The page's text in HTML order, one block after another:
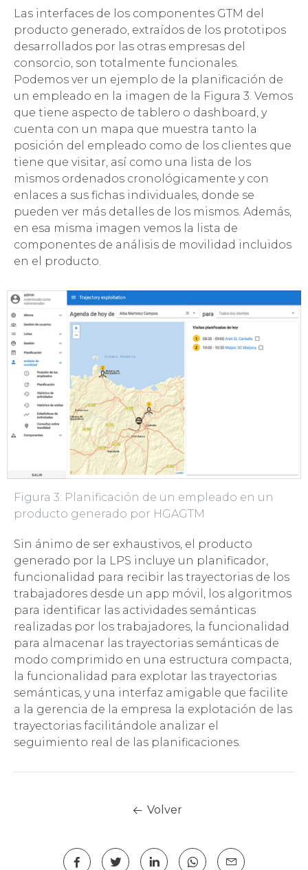
Las interfaces de los componentes GTM del
producto generado, extraídos de los prototipos
desarrollados por las otras empresas del
consorcio, son totalmente funcionales.
Podemos ver un ejemplo de la planificación de
un empleado en la imagen de la Figura 3. Vemos
que tiene aspecto de tablero o dashboard, y
cuenta con un mapa que muestra tanto la
posición del empleado como de los clientes que
tiene que visitar, así como una lista de los
mismos ordenados cronológicamente y con
enlaces a sus fichas individuales, donde se
pueden ver más detalles de los mismos. Además,
en esa misma imagen vemos la lista de
componentes de análisis de movilidad incluidos
en el producto.
Figura 3: Planificación de un empleado en un
producto generado por HGAGTM
Sin ánimo de ser exhaustivos, el producto
generado por la LPS incluye un planificador,
funcionalidad para recibir las trayectorias de los
trabajadores desde un app móvil, los algoritmos
para identificar las actividades semánticas
realizadas por los trabajadores, la funcionalidad
para almacenar las trayectorias semánticas de
modo comprimido en una estructura compacta,
la funcionalidad para explotar las trayectorias
semánticas, y una interfaz amigable que facilite
a la gerencia de la empresa la explotación de las
trayectorias facilitándole analizar el
seguimiento real de las planificaciones.
Volver